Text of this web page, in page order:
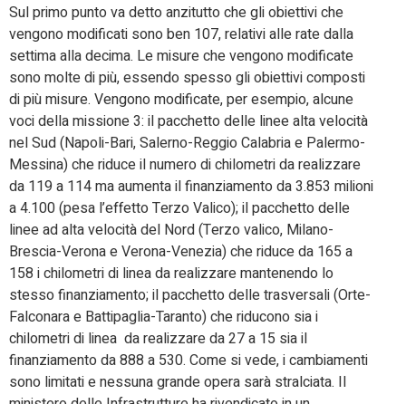
Sul primo punto va detto anzitutto che gli obiettivi che
vengono modificati sono ben 107, relativi alle rate dalla
settima alla decima. Le misure che vengono modificate
sono molte di più, essendo spesso gli obiettivi composti
di più misure. Vengono modificate, per esempio, alcune
voci della missione 3: il pacchetto delle linee alta velocità
nel Sud (Napoli-Bari, Salerno-Reggio Calabria e Palermo-
Messina) che riduce il numero di chilometri da realizzare
da 119 a 114 ma aumenta il finanziamento da 3.853 milioni
a 4.100 (pesa l’effetto Terzo Valico); il pacchetto delle
linee ad alta velocità del Nord (Terzo valico, Milano-
Brescia-Verona e Verona-Venezia) che riduce da 165 a
158 i chilometri di linea da realizzare mantenendo lo
stesso finanziamento; il pacchetto delle trasversali (Orte-
Falconara e Battipaglia-Taranto) che riducono sia i
chilometri di linea da realizzare da 27 a 15 sia il
finanziamento da 888 a 530. Come si vede, i cambiamenti
sono limitati e nessuna grande opera sarà stralciata. Il